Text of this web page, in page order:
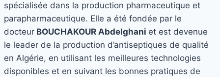
spécialisée dans la production pharmaceutique et
parapharmaceutique. Elle a été fondée par le
docteur BOUCHAKOUR Abdelghani et est devenue
le leader de la production d’antiseptiques de qualité
en Algérie, en utilisant les meilleures technologies
disponibles et en suivant les bonnes pratiques de